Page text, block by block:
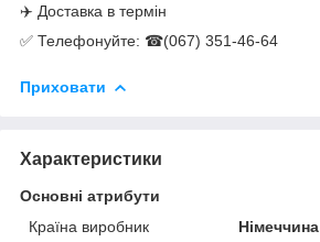
✈️ Доставка в термін
✅ Телефонуйте: ☎(067) 351-46-64
Приховати
Характеристики
Основні атрибути
Країна виробник
Німеччина